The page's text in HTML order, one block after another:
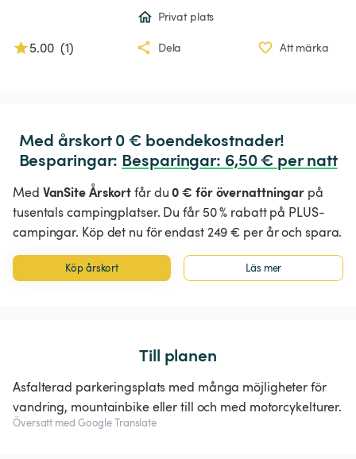
Privat plats
5.00 (1) Dela Att märka
Med årskort 0 € boendekostnader!
Besparingar: Besparingar: 6,50 € per natt
Med VanSite Årskortfår du0 € för övernattningar på
tusentals campingplatser. Du får 50 % rabatt på PLUS-
campingar. Köp det nu för endast 249 € per år och spara.
Köp årskort Läs mer
Till planen
Asfalterad parkeringsplats med många möjligheter för
vandring, mountainbike eller till och med motorcykelturer.
Översatt med Google Translate